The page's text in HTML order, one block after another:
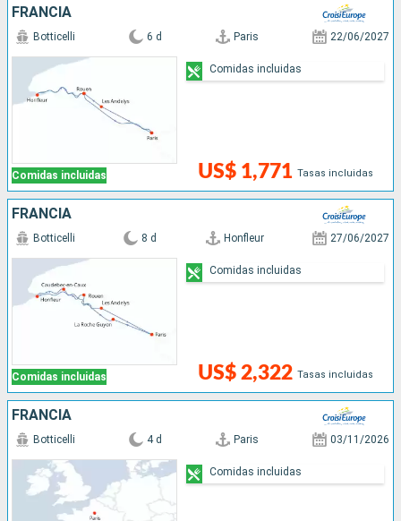
FRANCIA
Comidas incluidas
Botticelli 6 d Paris 22/06/2027
US$ 1,771 Tasas incluidas
Comidas incluidas
FRANCIA
Comidas incluidas
Botticelli 8 d Honfleur 27/06/2027
US$ 2,322 Tasas incluidas
Comidas incluidas
FRANCIA
Botticelli 4 d Paris 03/11/2026
Comidas incluidas